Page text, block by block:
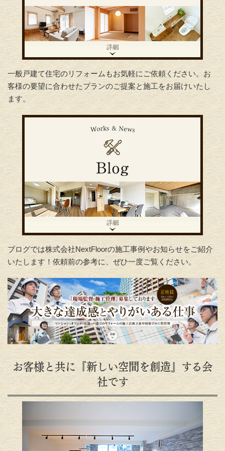
一般戸建て住宅のリフォームもお気軽にご依頼ください。お
客様の要望に合わせたプランのご提案と施工をお届けいたし
ます。
ブログでは株式会社NextFloorの施工事例やお知らせをご紹介
いたします！依頼前の参考に、ぜひ一度ご覧ください。
お客様と共に『新しい空間を創造』する会
社です